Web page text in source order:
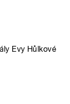
Evy Hůlkové